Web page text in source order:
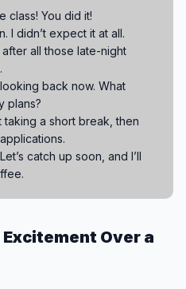
class! You did it!
I didn’t expect it at all.
all those late-night
back now. What
plans?
taking a short break, then
catch up soon, and I’ll
Over a